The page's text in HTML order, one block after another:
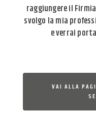
raggiungere il
svolgo la mia
e verrai
VAI ALLA